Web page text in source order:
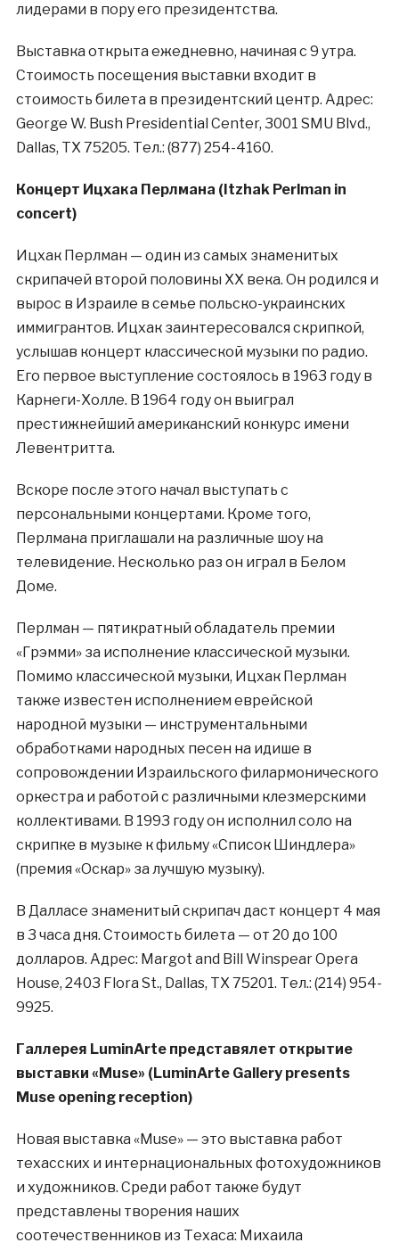
лидерами в пору его президентства.
Выставка открыта ежедневно, начиная с 9 утра.
Стоимость посещения выставки входит в
стоимость билета в президентский центр. Адрес:
George W. Bush Presidential Center, 3001 SMU Blvd.,
Dallas, TX 75205. Тел.: (877) 254-4160.
Концерт Ицхака Перлмана (Itzhak Perlman in
concert)
Ицхак Перлман — один из самых знаменитых
скрипачей второй половины XX века. Он родился и
вырос в Израиле в семье польско-украинских
иммигрантов. Ицхак заинтересовался скрипкой,
услышав концерт классической музыки по радио.
Его первое выступление состоялось в 1963 году в
Карнеги-Холле. В 1964 году он выиграл
престижнейший американский конкурс имени
Левентритта.
Вскоре после этого начал выступать с
персональными концертами. Кроме того,
Перлмана приглашали на различные шоу на
телевидение. Несколько раз он играл в Белом
Доме.
Перлман — пятикратный обладатель премии
«Грэмми» за исполнение классической музыки.
Помимо классической музыки, Ицхак Перлман
также известен исполнением еврейской
народной музыки — инструментальными
обработками народных песен на идише в
сопровождении Израильского филармонического
оркестра и работой с различными клезмерскими
коллективами. В 1993 году он исполнил соло на
скрипке в музыке к фильму «Список Шиндлера»
(премия «Оскар» за лучшую музыку).
В Далласе знаменитый скрипач даст концерт 4 мая
в 3 часа дня. Стоимость билета — от 20 до 100
долларов. Адрес: Margot and Bill Winspear Opera
House, 2403 Flora St., Dallas, TX 75201. Тел.: (214) 954-
9925.
Галлерея LuminArte представялет открытие
выставки «Muse» (LuminArte Gallery presents
Muse opening reception)
Новая выставка «Muse» — это выставка работ
техасских и интернациональных фотохудожников
и художников. Среди работ также будут
представлены творения наших
соотечественников из Техаса: Михаила